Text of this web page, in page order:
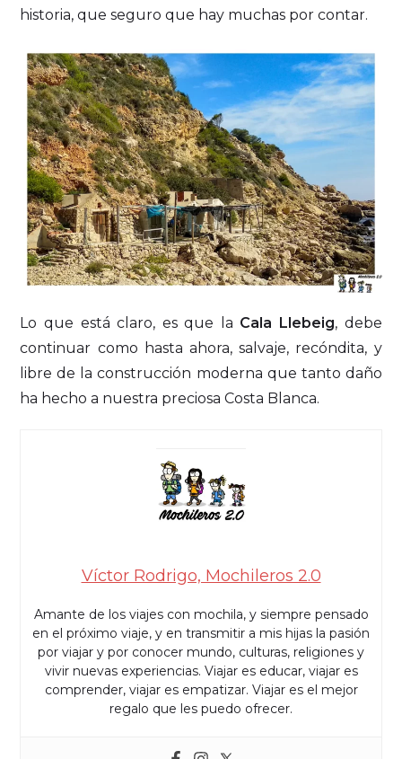
historia, que seguro que hay muchas por contar.
Lo que está claro, es que la Cala Llebeig, debe
continuar como hasta ahora, salvaje, recóndita, y
libre de la construcción moderna que tanto daño
ha hecho a nuestra preciosa Costa Blanca.
Víctor Rodrigo, Mochileros 2.0
Amante de los viajes con mochila, y siempre pensado
en el próximo viaje, y en transmitir a mis hijas la pasión
por viajar y por conocer mundo, culturas, religiones y
vivir nuevas experiencias. Viajar es educar, viajar es
comprender, viajar es empatizar. Viajar es el mejor
regalo que les puedo ofrecer.